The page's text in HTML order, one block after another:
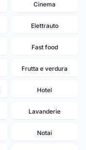
Cinema
Elettrauto
Fast food
Frutta e verdura
Hotel
Lavanderie
Notai